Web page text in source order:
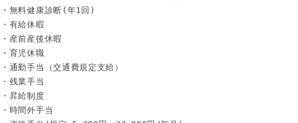
・無料健康診断(年1回)
・有給休暇
・産前産後休暇
・育児休職
・通勤手当（交通費規定支給）
・残業手当
・昇給制度
・時間外手当